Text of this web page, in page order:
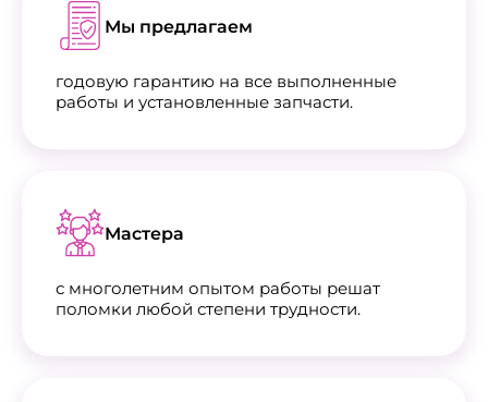
Мы предлагаем
годовую гарантию на все выполненные
работы и установленные запчасти.
Мастера
с многолетним опытом работы решат
поломки любой степени трудности.